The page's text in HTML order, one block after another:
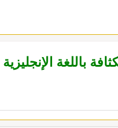
باللغة الإنجليزية